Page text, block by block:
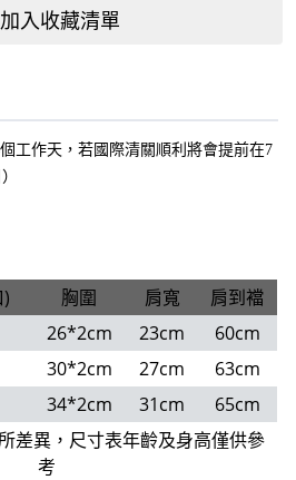
加入收藏清單
個工作天，若國際清關順利將會提前在7
胸圍 肩寬
肩到襠
26*2cm 23cm
60cm
30*2cm 27cm
63cm
34*2cm 31cm
65cm
差異，尺寸表年齡及身高僅供參
考